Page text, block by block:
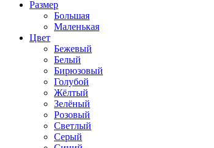
Размер
Большая
Маленькая
Цвет
Бежевый
Белый
Бирюзовый
Голубой
Жёлтый
Зелёный
Розовый
Светлый
Серый